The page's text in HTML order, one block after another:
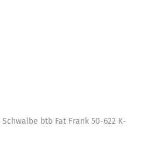
Schwalbe btb Fat Frank 50-622 K-